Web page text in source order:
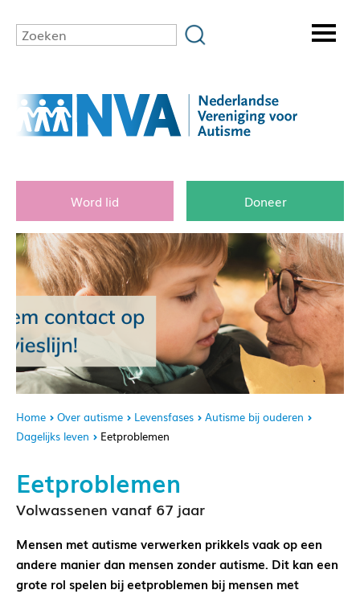
Word lid Doneer
Home Over autisme Levensfases
Autisme bij ouderen
Dagelijks leven
Eetproblemen
Eetproblemen
Volwassenen vanaf 67 jaar
Mensen met autisme verwerken prikkels vaak op een
andere manier dan mensen zonder autisme. Dit kan een
grote rol spelen bij eetproblemen bij mensen met